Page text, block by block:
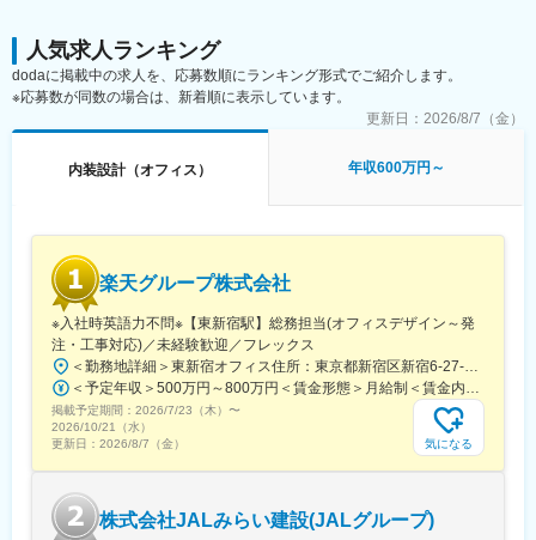
■募集背景：
働き方の多様化やオフィス回帰の動きが進む一方で、企業には
Well-Being視点を取り入れた空間づくりが求められており、オフ
ィス新設・移転・リニューアルに関する相談は年々増加していま
す。当社では、Well-Beingを軸とした事業を成長領域と位置づ
ことで事業拡大フェーズへと移行しています。こうした事業拡大
できる体制強化が課題となっており、オフィス構築プロジェクト
全体をリードできる人材を募集しています。
■キャリアパス：
入社後は、オフィス構築プロジェクトのプロジェクトマネージャ
ーとして経験を積み、専門性と実行力を高めていただきます。そ
の後は領域を広げながら、ワークプレイス戦略コンサルティング
や新たなサービス・ソリューション開発など、本人の志向や強み
に応じた多様なキャリアパスが描けます。
人気求人ランキング
dodaに掲載中の求人を、応募数順にランキング形式でご紹介します。
※応募数が同数の場合は、新着順に表示しています。
更新日： 2026/8/7（金）
内装設計（オフィス） 年収600万円～
楽天グループ株式会社
※入社時英語力不問※【東新宿駅】総務担当(オフィスデザイン～発
注・工事対応)／未経験歓迎／フレックス
＜勤務地詳細＞東新宿オフィス住所：東京都新宿区新宿6-27-30 新宿イーストサイドスクエア受動喫煙対策：屋内全面禁煙変更の範囲：会社の定める事業所
＜予定年収＞500万円～800万円＜賃金形態＞月給制＜賃金内訳＞月額（基本給）：214,937円～322,785円固定残業手当/月：68,063円～102,215円（固定残業時間40時間0分/月）超過した時間外労働の残業手当は追加支給＜月給＞283,000円～425,000円（一律手当を含む）＜昇給有無＞有＜残業手当＞有＜給与補足＞※上記はあくまで想定であり、ご経験、スキルに応じ決定させて頂きます。■給与改定年2回■賞与年2回■決算賞与有賃金はあくまでも目安の金額であり、選考を通じて上下する可能性があります。月給(月額)は固定手当を含めた表記です。
掲載予定期間： 2026/7/23（木） 〜
2026/10/21（水）
更新日： 2026/8/7（金） 気になる
株式会社JALみらい建設(JALグループ)